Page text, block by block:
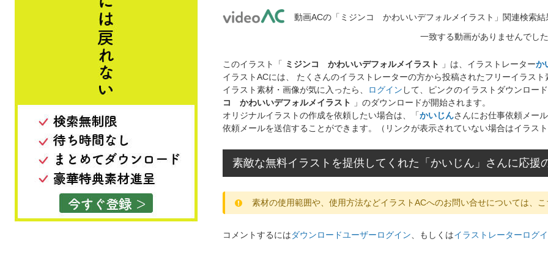
動画ACの「ミジンコ かわいいデフォルメイラスト」関連検索結
一致する動画がありませんでし
このイラスト「 ミジンコ かわいいデフォルメイラスト 」は、イラストレーターか
イラストACには、 たくさんのイラストレーターの方から投稿されたフリーイラス
イラスト素材・画像が気に入ったら、
ログイン して、ピンクのイラストダウンロー
コ かわいいデフォルメイラスト
」のダウンロードが開始されます。
オリジナルイラストの作成を依頼したい場合は、「かいじんさんにお仕事依頼メー
依頼メールを送信することができます。（リンクが表示されていない場合はイラス
素敵な無料イラストを提供してくれた「かいじん」さんに応援
素材の使用範囲や、使用方法などイラストACへのお問い合せについては、
コメントするにはダウンロードユーザーログイン、もしくはイラストレーターログ